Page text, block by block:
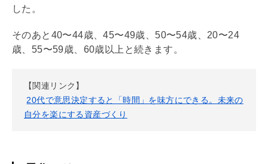
した。
そのあと40〜44歳、45〜49歳、50〜54歳、20〜24
歳、55〜59歳、60歳以上と続きます。
【関連リンク】
20代で意思決定すると「時間」を味方にできる。未来の
自分を楽にする資産づくり